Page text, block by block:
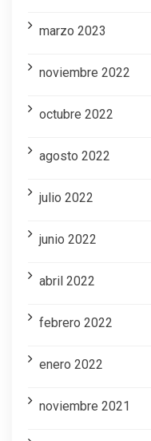
marzo 2023
noviembre 2022
octubre 2022
agosto 2022
julio 2022
junio 2022
abril 2022
febrero 2022
enero 2022
noviembre 2021